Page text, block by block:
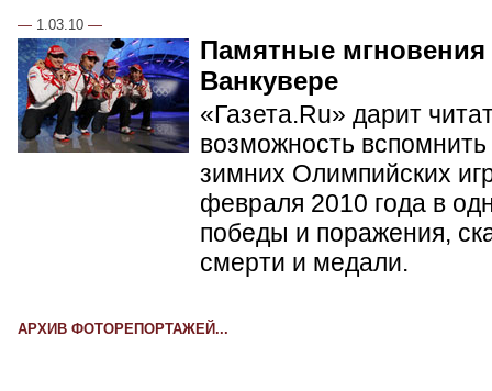
— 1.03.10 —
Памятные
Ванкувере
«Газета.Ru» дарит
возможность
зимних Олимпийских
февраля 2010 года в
победы и поражения,
смерти и медали.
АРХИВ ФОТОРЕПОРТАЖЕЙ...